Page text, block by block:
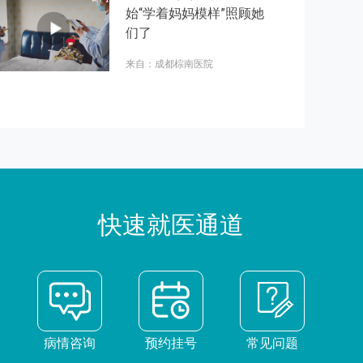
始“学着妈妈模样”照顾她
们了
来自：成都棕南医院
快速就医通道
病情咨询 预约挂号 常见问题